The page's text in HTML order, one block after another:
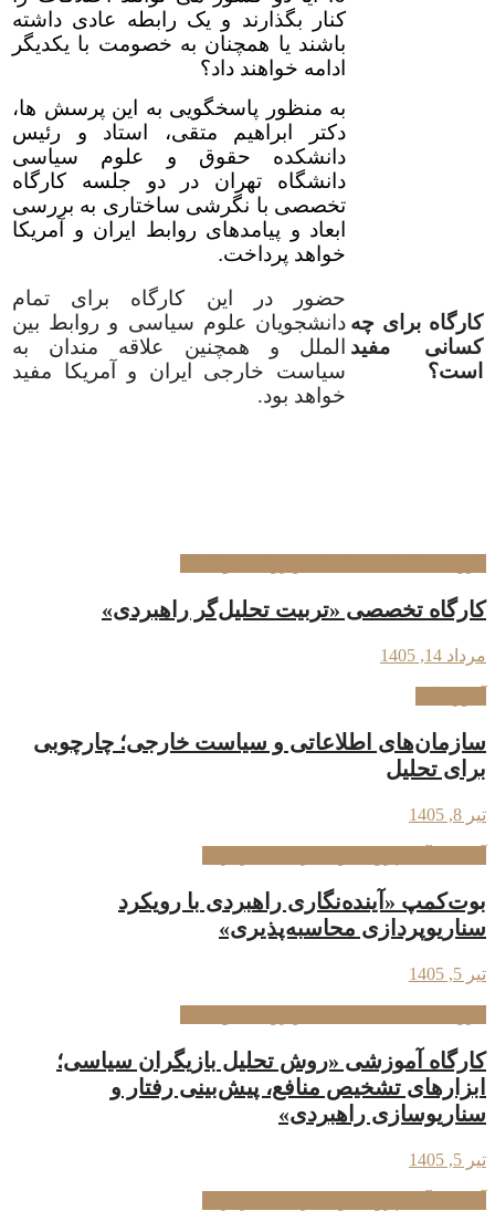
کنار بگذارند و یک رابطه عادی داشته
باشند یا همچنان به خصومت با یکدیگر
ادامه خواهند داد؟
به منظور پاسخگویی به این پرسش ها،
دکتر ابراهیم متقی، استاد و رئیس
دانشکده حقوق و علوم سیاسی
دانشگاه تهران در دو جلسه کارگاه
تخصصی با نگرشی ساختاری به بررسی
ابعاد و پیامدهای روابط ایران و آمریکا
خواهد پرداخت.
کارگاه برای چه
کسانی مفید
است؟
حضور در این کارگاه برای تمام
دانشجویان علوم سیاسی و روابط بین
الملل و همچنین علاقه مندان به
سیاست خارجی ایران و آمریکا مفید
خواهد بود.
کارگاه تخصصی «تربیت تحلیل‌گر راهبردی»
مرداد 14, 1405
سازمان‌های اطلاعاتی و سیاست خارجی؛ چارچوبی
برای تحلیل
تیر 8, 1405
بوت‌کمپ «آینده‌نگاری راهبردی با رویکرد
سناریوپردازی محاسبه‌پذیری»
تیر 5, 1405
کارگاه آموزشی «روش تحلیل بازیگران سیاسی؛
ابزارهای تشخیص منافع، پیش‌بینی رفتار و
سناریوسازی راهبردی»
تیر 5, 1405